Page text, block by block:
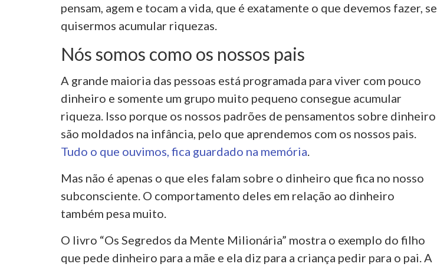
pensam, agem e tocam a vida, que é exatamente o que devemos fazer, se
quisermos acumular riquezas.
Nós somos como os nossos pais
A grande maioria das pessoas está programada para viver com pouco
dinheiro e somente um grupo muito pequeno consegue acumular
riqueza. Isso porque os nossos padrões de pensamentos sobre dinheiro
são moldados na infância, pelo que aprendemos com os nossos pais.
Tudo o que ouvimos, fica guardado na memória
Mas não é apenas o que eles falam sobre o dinheiro que fica no nosso
subconsciente. O comportamento deles em relação ao dinheiro
também pesa muito.
O livro “Os Segredos da Mente Milionária” mostra o exemplo do filho
que pede dinheiro para a mãe e ela diz para a criança pedir para o pai. A